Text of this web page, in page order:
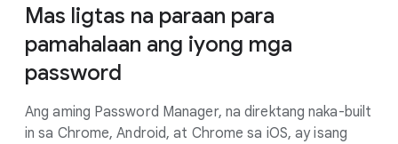
Mas ligtas na paraan para
pamahalaan ang iyong mga
password
Ang aming Password Manager, na direktang naka-built
in sa Chrome, Android, at Chrome sa iOS, ay isang